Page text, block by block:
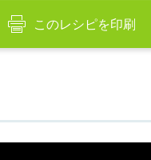
このレシピを印刷